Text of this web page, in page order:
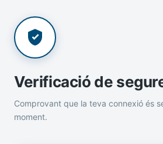
Verificació de
Comprovant que la teva connexió és
moment.